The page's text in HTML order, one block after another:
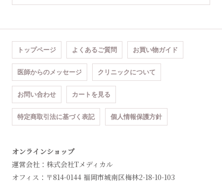
トップページ よくあるご質問 お買い物ガイド
医師からのメッセージ クリニックについて
お問い合わせ カートを見る
特定商取引法に基づく表記 個人情報保護方針
オンラインショップ
運営会社：株式会社Tメディカル
オフィス：〒814-0144 福岡市城南区梅林2-18-10-103